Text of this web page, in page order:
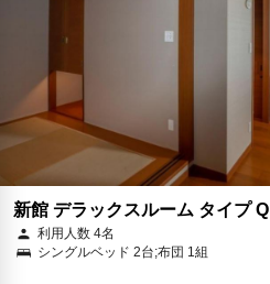
新館 デラックスルーム タイプ Q
利用人数 4名
シングルベッド 2台;布団 1組